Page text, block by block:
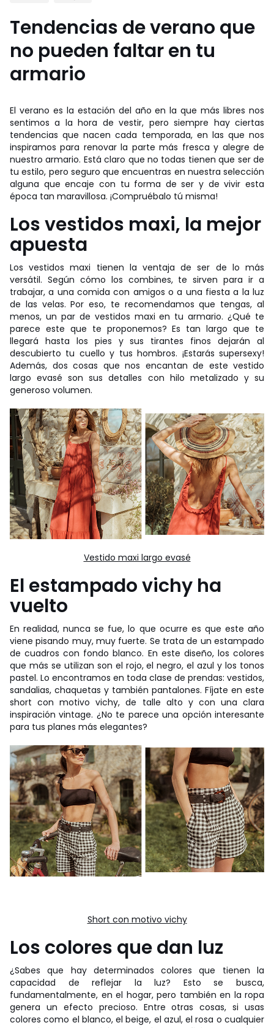
Tendencias de verano que
no pueden faltar en tu
armario
El verano es la estación del año en la que más libres nos
sentimos a la hora de vestir, pero siempre hay ciertas
tendencias que nacen cada temporada, en las que nos
inspiramos para renovar la parte más fresca y alegre de
nuestro armario. Está claro que no todas tienen que ser de
tu estilo, pero seguro que encuentras en nuestra selección
alguna que encaje con tu forma de ser y de vivir esta
época tan maravillosa. ¡Compruébalo tú misma!
Los vestidos maxi, la mejor
apuesta
Los vestidos maxi tienen la ventaja de ser de lo más
versátil. Según cómo los combines, te sirven para ir a
trabajar, a una comida con amigos o a una fiesta a la luz
de las velas. Por eso, te recomendamos que tengas, al
menos, un par de vestidos maxi en tu armario. ¿Qué te
parece este que te proponemos? Es tan largo que te
llegará hasta los pies y sus tirantes finos dejarán al
descubierto tu cuello y tus hombros. ¡Estarás supersexy!
Además, dos cosas que nos encantan de este vestido
largo evasé son sus detalles con hilo metalizado y su
generoso volumen.
Vestido maxi largo evasé
El estampado vichy ha
vuelto
En realidad, nunca se fue, lo que ocurre es que este año
viene pisando muy, muy fuerte. Se trata de un estampado
de cuadros con fondo blanco. En este diseño, los colores
que más se utilizan son el rojo, el negro, el azul y los tonos
pastel. Lo encontramos en toda clase de prendas: vestidos,
sandalias, chaquetas y también pantalones. Fíjate en este
short con motivo vichy, de talle alto y con una clara
inspiración vintage. ¿No te parece una opción interesante
para tus planes más elegantes?
Short con motivo vichy
Los colores que dan luz
¿Sabes que hay determinados colores que tienen la
capacidad de reflejar la luz? Esto se busca,
fundamentalmente, en el hogar, pero también en la ropa
genera un efecto precioso. Entre otras cosas, si usas
colores como el blanco, el beige, el azul, el rosa o cualquier